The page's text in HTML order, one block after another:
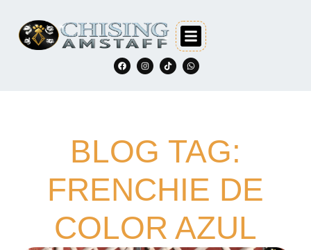
BLOG TAG:
FRENCHIE DE
COLOR AZUL